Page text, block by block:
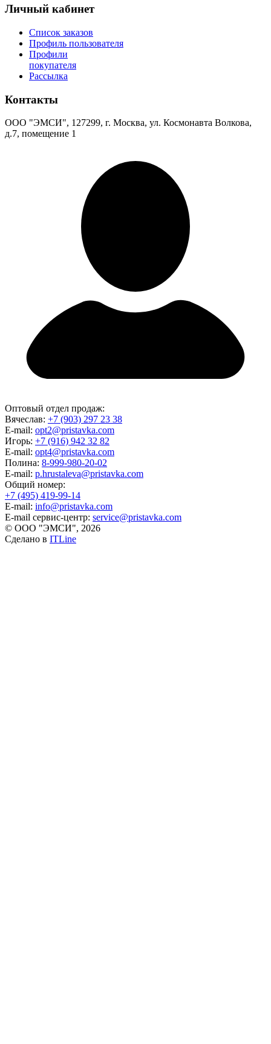
Личный кабинет
Список заказов
Профиль пользователя
Профили
покупателя
Рассылка
Контакты
ООО "ЭМСИ", 127299, г. Москва, ул. Космонавта Волкова,
д.7, помещение 1
Оптовый отдел продаж:
Вячеслав: +7 (903) 297 23 38
E-mail: opt2@pristavka.com
Игорь: +7 (916) 942 32 82
E-mail: opt4@pristavka.com
Полина: 8-999-980-20-02
E-mail: p.hrustaleva@pristavka.com
Общий номер:
+7 (495) 419-99-14
E-mail: info@pristavka.com
E-mail сервис-центр: service@pristavka.com
© ООО "ЭМСИ", 2026
Сделано в ITLine